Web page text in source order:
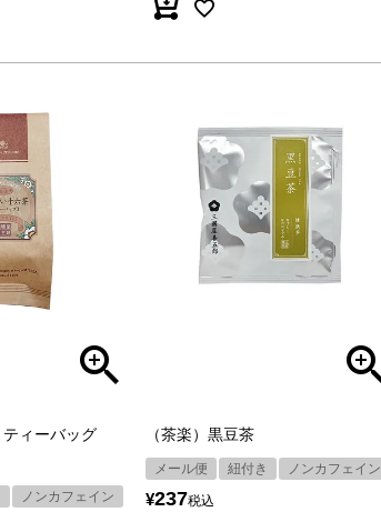
ィーバッグ
ノンカフェイン
（茶楽）黒豆茶
メール便 紐付き ノンカフェイン
¥237税込